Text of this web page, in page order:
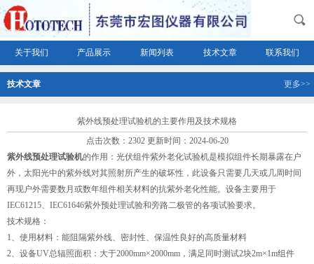
关于我们 产品展示 新闻列表 技术文章 联系我们
技术文章 更多>>
紫外线预处理试验机的主要作用及技术规格
点击次数：2302 更新时间：2024-06-20
紫外线预处理试验机的作用：光伏组件紫外老化试验机是模拟组件长期暴露在户
外，太阳光中的紫外线对其照射所产生的破坏性，此设备只需要几天或几周时间
再现户外需要数月或数年组件相关材料的抗紫外老化性能。设备主要用于
IEC61215、IEC61646紫外预处理试验和旁路二极管的各项试验要求。
技术规格：
1、使用材料：能阻隔紫外线、密封性、保温性良好的高质量材料
2、设备UV总辐照面积：大于2000mm×2000mm，满足同时测试2块2m×1m组件